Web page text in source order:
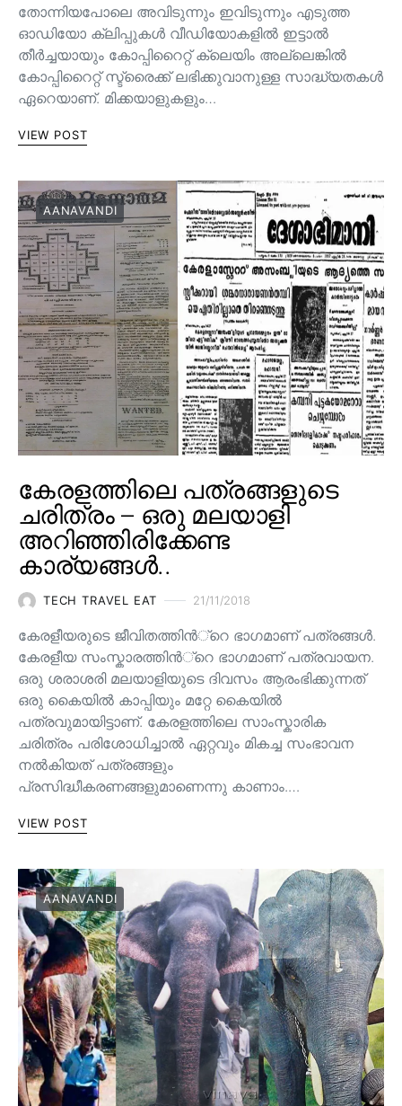
തോന്നിയപോലെ അവിടുന്നും ഇവിടുന്നും എടുത്ത
ഓഡിയോ ക്ലിപ്പുകൾ വീഡിയോകളിൽ ഇട്ടാൽ
തീർച്ചയായും കോപ്പിറൈറ്റ് ക്ലെയിം അല്ലെങ്കിൽ
കോപ്പിറൈറ്റ് സ്ട്രൈക്ക് ലഭിക്കുവാനുള്ള സാദ്ധ്യതകൾ
ഏറെയാണ്. മിക്കയാളുകളും…
VIEW POST
AANAVANDI
കേരളത്തിലെ പത്രങ്ങളുടെ
ചരിത്രം – ഒരു മലയാളി
അറിഞ്ഞിരിക്കേണ്ട
കാര്യങ്ങൾ..
TECH TRAVEL EAT 21/11/2018
കേരളീയരുടെ ജീവിതത്തിന്‍്റെ ഭാഗമാണ് പത്രങ്ങള്‍.
കേരളീയ സംസ്കാരത്തിന്‍്റെ ഭാഗമാണ് പത്രവായന.
ഒരു ശരാശരി മലയാളിയുടെ ദിവസം ആരംഭിക്കുന്നത്
ഒരു കൈയില്‍ കാപ്പിയും മറ്റേ കൈയില്‍
പത്രവുമായിട്ടാണ്. കേരളത്തിലെ സാംസ്കാരിക
ചരിത്രം പരിശോധിച്ചാല്‍ ഏറ്റവും മികച്ച സംഭാവന
നല്‍കിയത് പത്രങ്ങളും
പ്രസിദ്ധീകരണങ്ങളുമാണെന്നു കാണാം.…
VIEW POST
AANAVANDI